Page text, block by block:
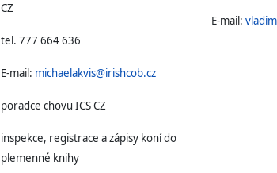
CZ
tel. 777 664 636
E-mail: michaelakvis@irishcob.cz
poradce chovu ICS CZ
inspekce, registrace a zápisy koní do
plemenné knihy
E-mail: